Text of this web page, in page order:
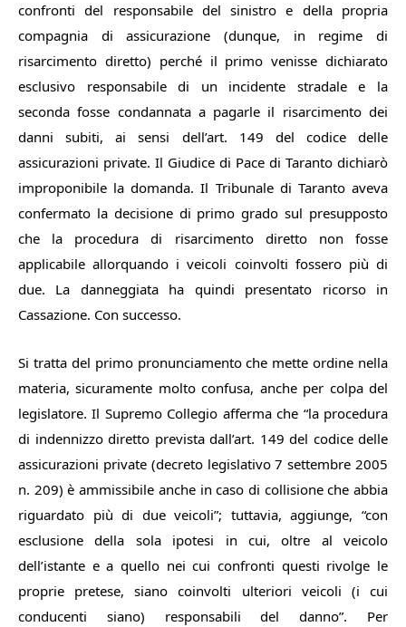
confronti del responsabile del sinistro e della propria
compagnia di assicurazione (dunque, in regime di
risarcimento diretto) perché il primo venisse dichiarato
esclusivo responsabile di un incidente stradale e la
seconda fosse condannata a pagarle il risarcimento dei
danni subiti, ai sensi dell’art. 149 del codice delle
assicurazioni private. Il Giudice di Pace di Taranto dichiarò
improponibile la domanda. Il Tribunale di Taranto aveva
confermato la decisione di primo grado sul presupposto
che la procedura di risarcimento diretto non fosse
applicabile allorquando i veicoli coinvolti fossero più di
due. La danneggiata ha quindi presentato ricorso in
Cassazione. Con successo.
Si tratta del primo pronunciamento che mette ordine nella
materia, sicuramente molto confusa, anche per colpa del
legislatore. Il Supremo Collegio afferma che “la procedura
di indennizzo diretto prevista dall’art. 149 del codice delle
assicurazioni private(decreto legislativo 7 settembre 2005
n. 209)è ammissibile anche in caso di collisione che abbia
riguardato più di due veicoli”; tuttavia, aggiunge, “con
esclusione della sola ipotesi in cui, oltre al veicolo
dell’istante e a quello nei cui confronti questi rivolge le
proprie pretese, siano coinvolti ulteriori veicoli (i cui
conducenti siano) responsabili del danno”. Per